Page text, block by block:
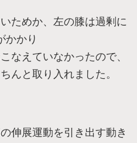
ためか、左の膝は過剰に
かかり
えていなかったので、
んと取り入れました。
伸展運動を引き出す動き